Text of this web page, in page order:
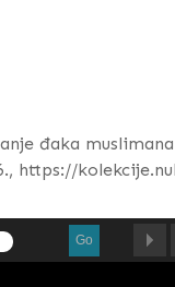
đaka
https://
Go